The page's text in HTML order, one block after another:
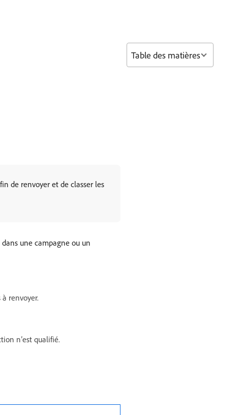
de renvoyer et de classer les
une campagne ou un
renvoyer.
n’est qualifié.
Table des matières